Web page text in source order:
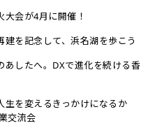
大会が4月に開催！
建を記念して、浜名湖を歩こう
あしたへ。DXで進化を続ける香
生を変えるきっかけになるか
交流会